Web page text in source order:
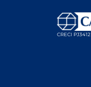
CRECI PJ3412